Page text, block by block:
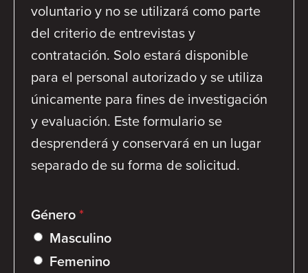
voluntario y no se utilizará como parte
del criterio de entrevistas y
contratación. Solo estará disponible
para el personal autorizado y se utiliza
únicamente para fines de investigación
y evaluación. Este formulario se
desprenderá y conservará en un lugar
separado de su forma de solicitud.
Género*
Masculino
Femenino